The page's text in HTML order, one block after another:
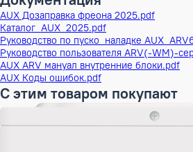
ШxГxВ
Вес
Высота в упаковке
Ширина в упаковке
Глубина в упаковке
ШxГxВ в упаковке
Объем Брутто